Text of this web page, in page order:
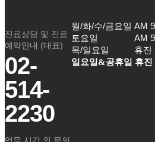
진료상담 및 진료
예약안내 (대표)
02-
514-
2230
월/화/수/금요일
토요일
목/일요일
AM
AM
휴진
일요일&공휴일 휴진